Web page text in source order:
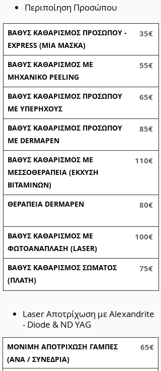
Περιποίηση Προσώπου
ΒΑΘΥΣ ΚΑΘΑΡΙΣΜΟΣ ΠΡΟΣΩΠΟΥ -
EXPRESS (MIA ΜΑΣΚΑ)
35€
ΒΑΘΥΣ ΚΑΘΑΡΙΣΜΟΣ ΜΕ
ΜΗΧΑΝΙΚΟ PEELING
55€
ΒΑΘΥΣ ΚΑΘΑΡΙΣΜΟΣ ΠΡΟΣΩΠΟΥ
ΜΕ ΥΠΕΡΗΧΟΥΣ
65€
ΒΑΘΥΣ ΚΑΘΑΡΙΣΜΟΣ ΠΡΟΣΩΠΟΥ
ME DERMAPEN
85€
ΒΑΘΥΣ ΚΑΘΑΡΙΣΜΟΣ ΜΕ
ΜΕΣΣΟΘΕΡΑΠΕΙΑ (ΕΚΧΥΣΗ
ΒΙΤΑΜΙΝΩΝ)
110€
ΘΕΡΑΠΕΙΑ DERMAPEN 80€
ΒΑΘΥΣ ΚΑΘΑΡΙΣΜΟΣ ΜΕ
ΦΩΤΟΑΝΑΠΛΑΣΗ (LASER)
100€
ΒΑΘΥΣ ΚΑΘΑΡΙΣΜΟΣ ΣΩΜΑΤΟΣ
(ΠΛΑΤΗ)
75€
Laser Αποτρίχωση με Alexandrite
- Diode & ND YAG
ΜΟΝΙΜΗ ΑΠΟΤΡΙΧΩΣΗ ΓΑΜΠΕΣ
(ΑΝΑ / ΣΥΝΕΔΡΙΑ)
65€